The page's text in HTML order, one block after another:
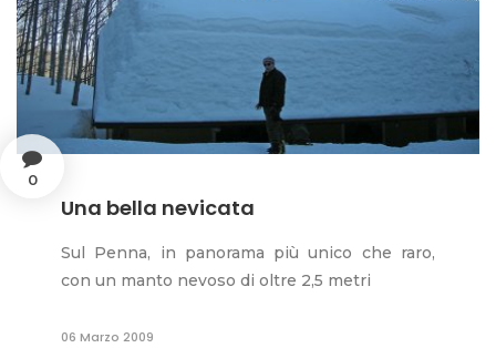
0
Una bella nevicata
Sul Penna, in panorama più unico che raro,
con un manto nevoso di oltre 2,5 metri
06 Marzo 2009